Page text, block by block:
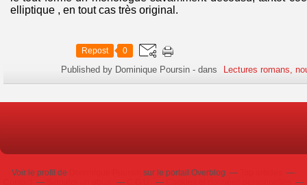
elliptique , en tout cas très original.
Repost 0
Published by Dominique Poursin -dans Lectures romans,
Voir le profil de sur le portail Overblog